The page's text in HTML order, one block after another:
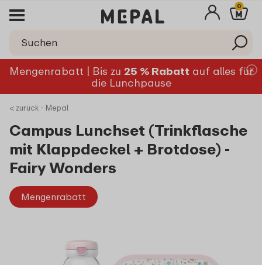
0
Mengenrabatt | Bis zu 25 % Rabatt auf alles für
die Lunchpause
< zurück - Mepal
Campus Lunchset (Trinkflasche
mit Klappdeckel + Brotdose) -
Fairy Wonders
Mengenrabatt